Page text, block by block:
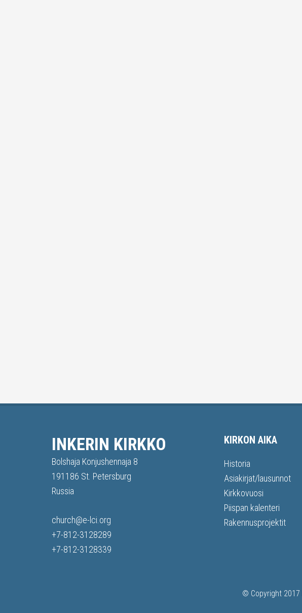
INKERIN KIRKKO
Bolshaja Konjushennaja 8
191186 St. Petersburg
Russia
church@e-lci.org
+7-812-3128289
+7-812-3128339
KIRKON AIKA
Historia
Asiakirjat/lausunnot
Kirkkovuosi
Piispan kalenteri
Rakennusprojektit
© Copyright 2017